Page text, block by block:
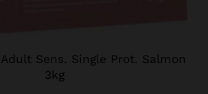
Sens. Single Prot. Salmon
3kg